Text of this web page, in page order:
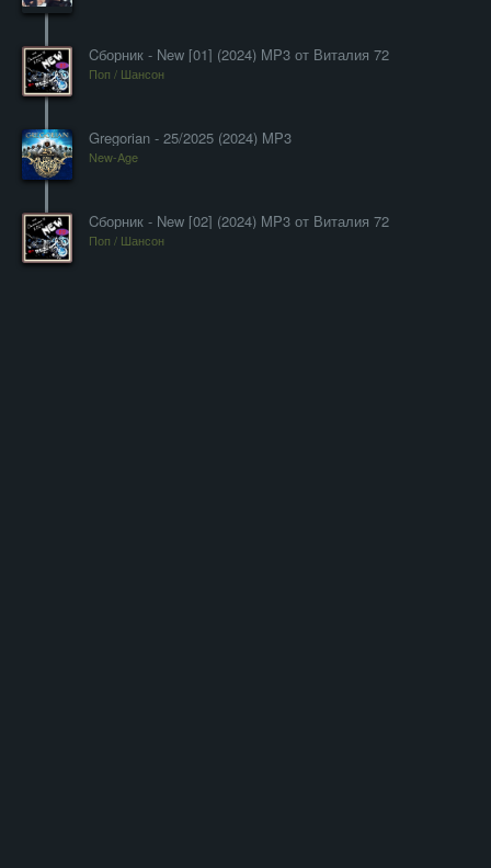
Cборник - New [01] (2024) MP3 от Виталия 72
Поп / Шансон
Gregorian - 25/2025 (2024) MP3
New-Age
Cборник - New [02] (2024) MP3 от Виталия 72
Поп / Шансон